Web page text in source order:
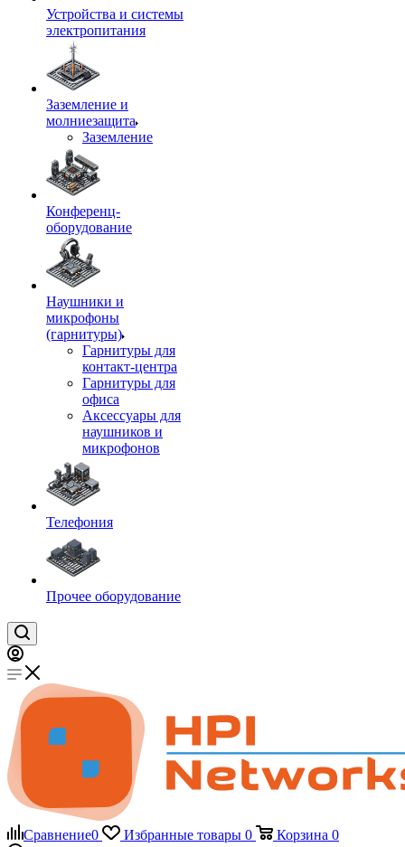
Устройства и системы
электропитания
Заземление и
молниезащита
Заземление
Конференц-
оборудование
Наушники и
микрофоны
(гарнитуры)
Гарнитуры для
контакт-центра
Гарнитуры для
офиса
Аксессуары для
наушников и
микрофонов
Телефония
Прочее оборудование
Сравнение0 Избранные товары 0 Корзина 0